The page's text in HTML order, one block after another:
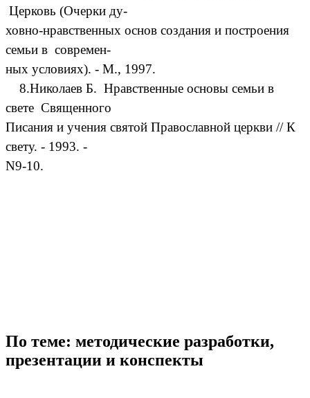
Церковь (Очерки ду-
ховно-нравственных основ создания и построения
семьи в современ-
ных условиях). - М., 1997.
8.Николаев Б. Нравственные основы семьи в
свете Священного
Писания и учения святой Православной церкви // К
свету. - 1993. -
N9-10.
По теме: методические разработки,
презентации и конспекты